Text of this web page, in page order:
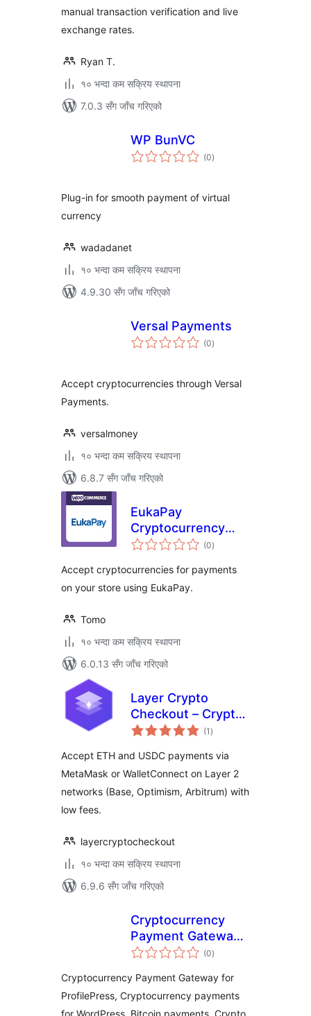
manual transaction verification and live
exchange rates.
Ryan T.
१० भन्दा कम सक्रिय स्थापना
7.0.3 सँग जाँच गरिएको
WP BunVC
(0कुल
रेटिङ्गहरू
)
Plug-in for smooth payment of virtual
currency
wadadanet
१० भन्दा कम सक्रिय स्थापना
4.9.30 सँग जाँच गरिएको
Versal Payments
(0कुल
रेटिङ्गहरू
)
Accept cryptocurrencies through Versal
Payments.
versalmoney
१० भन्दा कम सक्रिय स्थापना
6.8.7 सँग जाँच गरिएको
EukaPay
Cryptocurrency
Payment Gateway
(0कुल
रेटिङ्गहरू
)
Accept cryptocurrencies for payments
on your store using EukaPay.
Tomo
१० भन्दा कम सक्रिय स्थापना
6.0.13 सँग जाँच गरिएको
Layer Crypto
Checkout – Crypto
Payments for
(1 कुल
रेटिङ्गहरू
)
Accept ETH and USDC payments via
MetaMask or WalletConnect on Layer 2
networks (Base, Optimism, Arbitrum) with
low fees.
layercryptocheckout
१० भन्दा कम सक्रिय स्थापना
6.9.6 सँग जाँच गरिएको
Cryptocurrency
Payment Gateway
for ProfilePress by
(0कुल
रेटिङ्गहरू
)
Cryptocurrency Payment Gateway for
ProfilePress, Cryptocurrency payments
for WordPress, Bitcoin payments, Crypto